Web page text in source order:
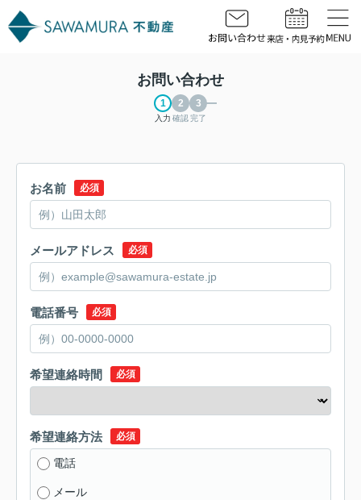
お問い合わせ
入力 確認完了
お名前 必須
メールアドレス 必須
電話番号 必須
希望連絡時間 必須
希望連絡方法 必須
電話
メール